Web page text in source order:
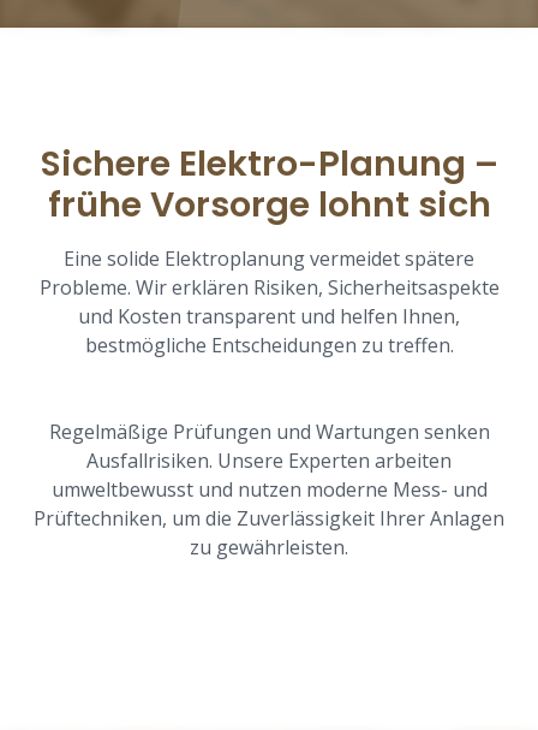
Sichere Elektro-Planung –
frühe Vorsorge lohnt sich
Eine solide Elektroplanung vermeidet spätere
Probleme. Wir erklären Risiken, Sicherheitsaspekte
und Kosten transparent und helfen Ihnen,
bestmögliche Entscheidungen zu treffen.
Regelmäßige Prüfungen und Wartungen senken
Ausfallrisiken. Unsere Experten arbeiten
umweltbewusst und nutzen moderne Mess- und
Prüftechniken, um die Zuverlässigkeit Ihrer Anlagen
zu gewährleisten.